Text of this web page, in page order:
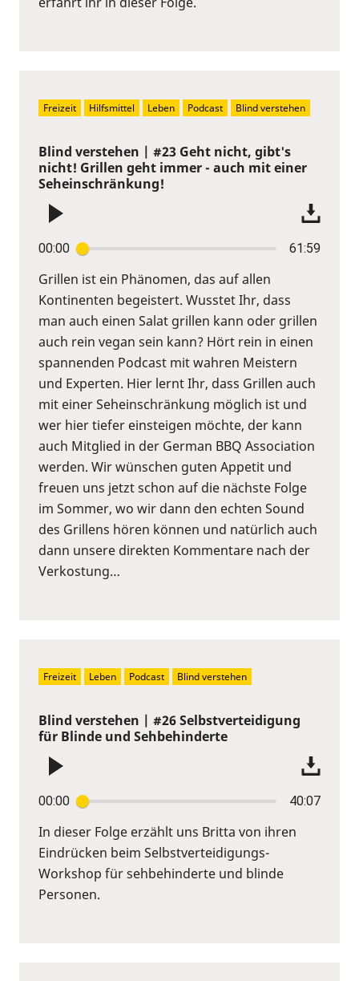
Blind verstehen | #23 Geht nicht, gibt's
nicht! Grillen geht immer - auch mit einer
Seheinschränkung!
00:00 61:59
Grillen ist ein Phänomen, das auf allen
Kontinenten begeistert. Wusstet Ihr, dass
man auch einen Salat grillen kann oder grillen
auch rein vegan sein kann? Hört rein in einen
spannenden Podcast mit wahren Meistern
und Experten. Hier lernt Ihr, dass Grillen auch
mit einer Seheinschränkung möglich ist und
wer hier tiefer einsteigen möchte, der kann
auch Mitglied in der German BBQ Association
werden. Wir wünschen guten Appetit und
freuen uns jetzt schon auf die nächste Folge
im Sommer, wo wir dann den echten Sound
des Grillens hören können und natürlich auch
dann unsere direkten Kommentare nach der
Verkostung…
Freizeit Hilfsmittel Leben Podcast Blind verstehen
Blind verstehen | #26 Selbstverteidigung
für Blinde und Sehbehinderte
00:00 40:07
In dieser Folge erzählt uns Britta von ihren
Eindrücken beim Selbstverteidigungs-
Workshop für sehbehinderte und blinde
Personen.
Freizeit Leben Podcast Blind verstehen